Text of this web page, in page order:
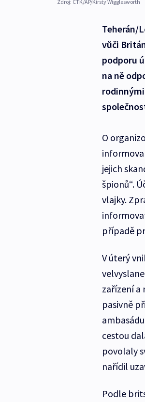
Zdroj: ČTK/AP/Kirsty Wigglesworth
Teherán/
vůči
podporu
na ně
O
jejich
špionů“.
vlajky.
případě
V úterý
zařízení a
pasivně
cestou
povolaly
nařídil
Podle